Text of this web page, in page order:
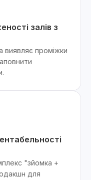
залів з
виявляє проміжки
"зйомка +
для